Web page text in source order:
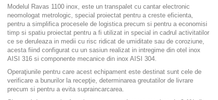
Modelul Ravas 1100 inox, este un transpalet cu cantar electronic
neomologat metrologic, special proiectat pentru a creste eficienta,
pentru a simplifica procesele de logistica precum si pentru a economisi
timp si spatiu proiectat pentru a fi utilizat in special in cadrul activitatilor
ce se deruleaza in medii cu risc ridicat de umiditate sau de coroziune,
acesta fiind configurat cu un sasiun realizat in intregime din otel inox
AISI 316 si componente mecanice din inox AISI 304.
Operaţiunile pentru care acest echipament este destinat sunt cele de
verificare a bunurilor la recepţie, determinarea greutatilor de livrare
precum si pentru a evita supraincarcarea.